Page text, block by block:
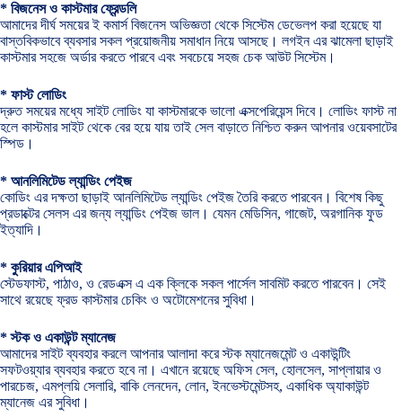
* বিজনেস ও কাস্টমার ফ্রেন্ডলি
আমাদের দীর্ঘ সময়ের ই কমার্স বিজনেস অভিজ্ঞতা থেকে সিস্টেম ডেভেলপ করা হয়েছে যা
বাস্তবিকভাবে ব্যবসার সকল প্রয়োজনীয় সমাধান নিয়ে আসছে। লগইন এর ঝামেলা ছাড়াই
কাস্টমার সহজে অর্ডার করতে পারবে এবং সবচেয়ে সহজ চেক আউট সিস্টেম।
* ফাস্ট লোডিং
দ্রুত সময়ের মধ্যে সাইট লোডিং যা কাস্টমারকে ভালো এক্সপেরিয়েন্স দিবে। লোডিং ফাস্ট না
হলে কাস্টমার সাইট থেকে বের হয়ে যায় তাই সেল বাড়াতে নিশ্চিত করুন আপনার ওয়েবসাটের
স্পিড।
* আনলিমিটেড ল্যান্ডিং পেইজ
কোডিং এর দক্ষতা ছাড়াই আনলিমিটেড ল্যান্ডিং পেইজ তৈরি করতে পারবেন। বিশেষ কিছু
প্রডাক্টের সেলস এর জন্য ল্যান্ডিং পেইজ ভাল। যেমন মেডিসিন, গাজেট, অরগানিক ফুড
ইত্যাদি।
* কুরিয়ার এপিআই
স্টেডফাস্ট, পাঠাও, ও রেডএক্স এ এক ক্লিকে সকল পার্সেল সাবমিট করতে পারবেন। সেই
সাথে রয়েছে ফ্রড কাস্টমার চেকিং ও অটোমেশনের সুবিধা।
* স্টক ও একাউন্ট ম্যানেজ
আমাদের সাইট ব্যবহার করলে আপনার আলাদা করে স্টক ম্যানেজমেন্ট ও একাউন্টিং
সফটওয়্যার ব্যবহার করতে হবে না। এখানে রয়েছে অফিস সেল, হোলসেল, সাপ্লায়ার ও
পারচেজ, এমপ্লয়ি সেলারি, বাকি লেনদেন, লোন, ইনভেস্টমেন্টসহ, একাধিক অ্যাকাউন্ট
ম্যানেজ এর সুবিধা।